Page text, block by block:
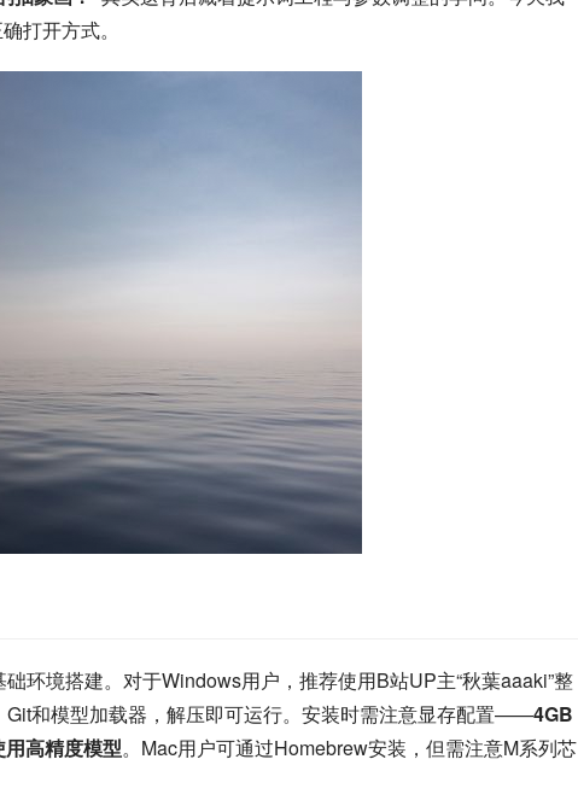
打开方式。
环境搭建。对于Windows用户，推荐使用B站UP主“秋葉aaaki”整
Git和模型加载器，解压即可运行。安装时需注意显存配置——4GB
高精度模型。Mac用户可通过Homebrew安装，但需注意M系列芯